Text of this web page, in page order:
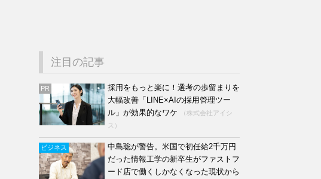
注目の記事
PR
採用をもっと楽に！選考の歩留まりを
大幅改善「LINE×AIの採用管理ツー
ル」が効果的なワケ
（株式会社アイシ
ス）
ビジネス
中島聡が警告。米国で初任給2千万円
だった情報工学の新卒生がファストフ
ード店で働くしかなくなった現状から